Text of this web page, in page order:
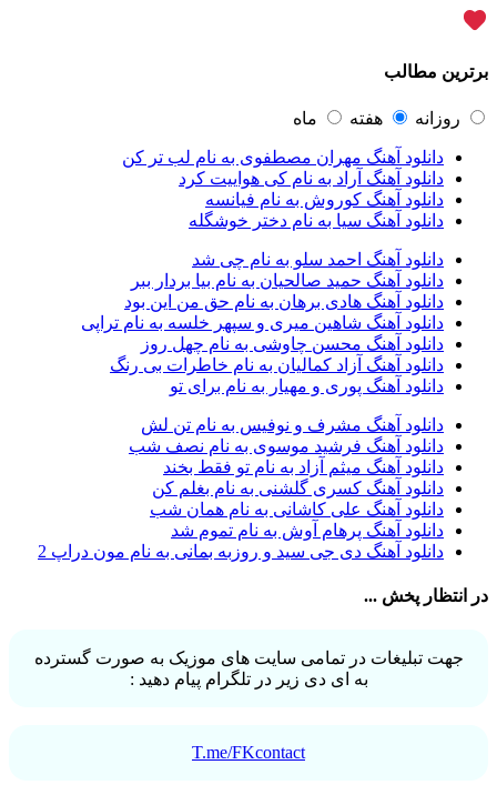
آرتان گادلی
آرتين شاهوران1
آرتین1
آرتین بهادری 12
آرتین سلیمانی1
آردا1
آرسام سالار1
آرسین2
آرش AP1
آرش AP و مسیح
29
آرش آج1
آرش آرام1
آرش ای پی2
آرش تشکری
آرش جلالی و آقا فرا1
آرش حسینی1
آرش خان احمدی1
آرش داوری1
آرش رادان1
آرش رستمى1
آرش شعبانی2
آرش عنقا1
آرش قیصر خواه1
آرش قیصرخواه 2
برترین مطالب
روزانه هفته ماه
دانلود آهنگ مهران مصطفوی به نام لب تر کن
دانلود آهنگ آراد به نام کی هواییت کرد
دانلود آهنگ کوروش به نام فیانسه
دانلود آهنگ سیا به نام دختر خوشگله
دانلود آهنگ احمد سلو به نام چی شد
دانلود آهنگ حمید صالحیان به نام بیا بردار ببر
دانلود آهنگ هادی برهان به نام حق من این بود
دانلود آهنگ شاهین میری و سپهر خلسه به نام تراپی
دانلود آهنگ محسن چاوشی به نام چهل روز
دانلود آهنگ آزاد کمالیان به نام خاطرات بی رنگ
دانلود آهنگ پوری و مهیار به نام برای تو
دانلود آهنگ مشرف و نوفیس به نام تن لش
دانلود آهنگ فرشید موسوی به نام نصف شب
دانلود آهنگ میثم آزاد به نام تو فقط بخند
دانلود آهنگ کسری گلشنی به نام بغلم کن
دانلود آهنگ علی کاشانی به نام همان شب
دانلود آهنگ پرهام آوش به نام تموم شد
دانلود آهنگ دی جی سید و روزبه بمانی به نام مون دراپ 2
در انتظار پخش ...
جهت تبلیغات در تمامی سایت های موزیک به صورت گسترده
به ای دی زیر در تلگرام پیام دهید :
T.me/FKcontact